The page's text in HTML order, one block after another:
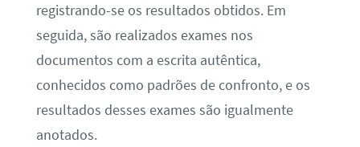
registrando-se os resultados obtidos. Em
seguida, são realizados exames nos
documentos com a escrita autêntica,
conhecidos como padrões de confronto, e os
resultados desses exames são igualmente
anotados.